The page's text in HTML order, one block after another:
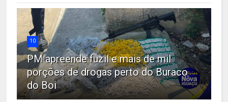
10
PM apreende fuzil e mais de mil
porções de drogas perto do Buraco
do Boi